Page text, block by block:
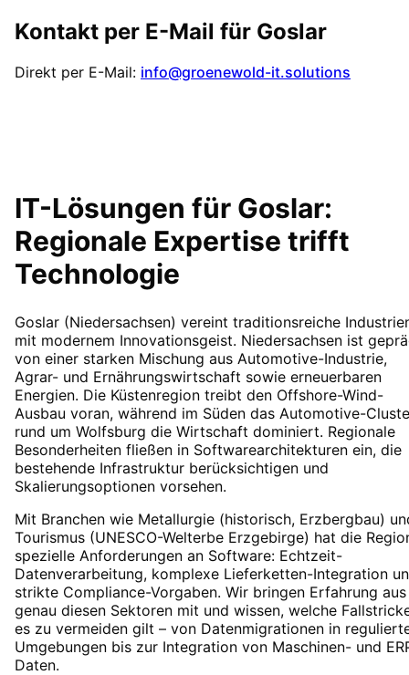
Kontakt per E-Mail für Goslar
Direkt per E-Mail: info@groenewold-it.solutions
IT-Lösungen für Goslar:
Regionale Expertise trifft
Technologie
Goslar (Niedersachsen) vereint traditionsreiche
mit modernem Innovationsgeist. Niedersachsen ist
von einer starken Mischung aus Automotive-Industrie,
Agrar- und Ernährungswirtschaft sowie erneuerbaren
Energien. Die Küstenregion treibt den Offshore-Wind-
Ausbau voran, während im Süden das Automotive-
rund um Wolfsburg die Wirtschaft dominiert. Regionale
Besonderheiten fließen in Softwarearchitekturen ein, die
bestehende Infrastruktur berücksichtigen und
Skalierungsoptionen vorsehen.
Mit Branchen wie Metallurgie (historisch, Erzbergbau)
Tourismus (UNESCO-Welterbe Erzgebirge) hat die
spezielle Anforderungen an Software: Echtzeit-
Datenverarbeitung, komplexe Lieferketten-Integration
strikte Compliance-Vorgaben. Wir bringen Erfahrung aus
genau diesen Sektoren mit und wissen, welche
es zu vermeiden gilt – von Datenmigrationen in
Umgebungen bis zur Integration von Maschinen- und
Daten.